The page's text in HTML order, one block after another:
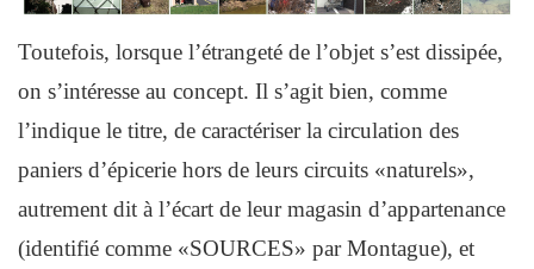
Toutefois, lorsque l’étrangeté de l’objet s’est dissipée,
on s’intéresse au concept. Il s’agit bien, comme
l’indique le titre, de caractériser la circulation des
paniers d’épicerie hors de leurs circuits «naturels»,
autrement dit à l’écart de leur magasin d’appartenance
(identifié comme «SOURCES» par Montague), et